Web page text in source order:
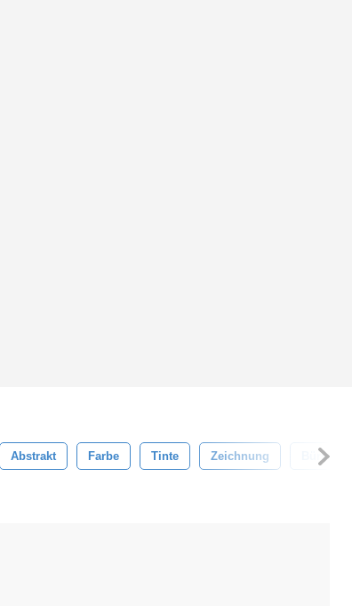
Abstrakt Farbe Tinte Zeichnung Bürste